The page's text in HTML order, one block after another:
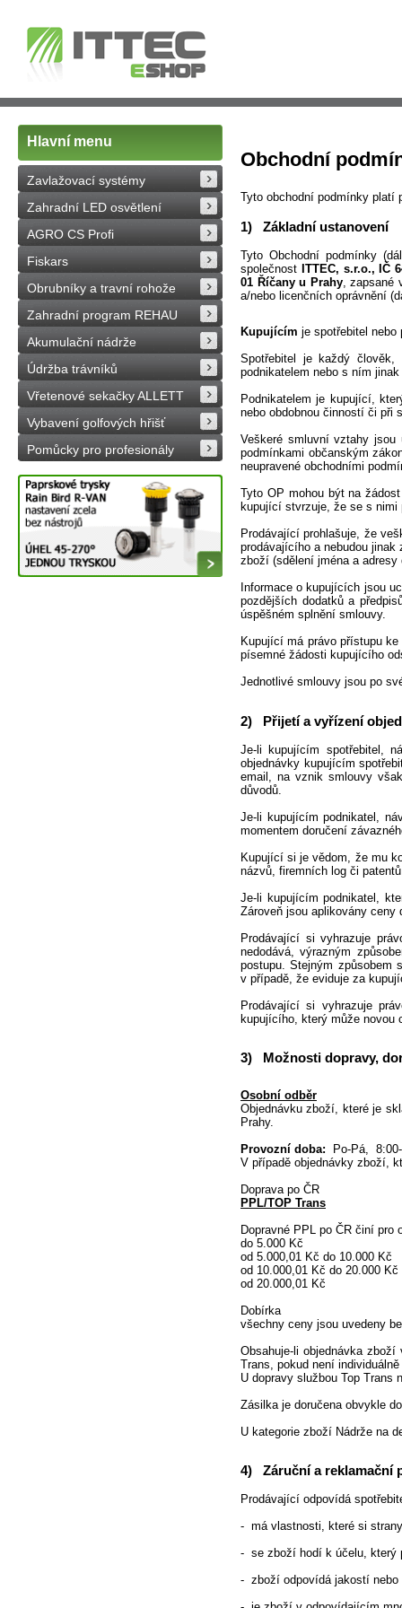
Hlavní menu
Zavlažovací systémy
Zahradní LED osvětlení
AGRO CS Profi
Fiskars
Obrubníky a travní rohože
Zahradní program REHAU
Akumulační nádrže
Údržba trávníků
Vřetenové sekačky ALLETT
Vybavení golfových hřišť
Pomůcky pro profesionály
Obchodní
Tyto obchodní podmínky platí
1) Základní ustanovení
Tyto Obchodní podmínky
společnost ITTEC, s.r.o., IČ
01 Říčany u Prahy, zapsané
a/nebo licenčních oprávnění
Kupujícím je spotřebitel
Spotřebitel je každý člověk,
podnikatelem nebo s ním jinak
Podnikatelem je kupující,
nebo obdobnou činností či při
Veškeré smluvní vztahy jsou
podmínkami občanským
neupravené obchodními
Tyto OP mohou být na
kupující stvrzuje, že se s
Prodávající prohlašuje, že
prodávajícího a nebudou
zboží (sdělení jména a
Informace o kupujících jsou
pozdějších dodatků a
úspěšném splnění smlouvy.
Kupující má právo přístupu
písemné žádosti kupujícího
Jednotlivé smlouvy jsou po
2) Přijetí a vyřízení
Je-li kupujícím spotřebitel,
objednávky kupujícím
email, na vznik smlouvy
důvodů.
Je-li kupujícím podnikatel,
momentem doručení
Kupující si je vědom, že mu
názvů, firemních log či
Je-li kupujícím podnikatel,
Zároveň jsou aplikovány
Prodávající si vyhrazuje
nedodává, výrazným
postupu. Stejným způsobem
v případě, že eviduje za
Prodávající si vyhrazuje
kupujícího, který může novou
3) Možnosti dopravy,
Osobní odběr
Objednávku zboží, které je
Prahy.
Provozní doba: Po-Pá,
V případě objednávky zboží,
Doprava po ČR
PPL/TOP Trans
Dopravné PPL po ČR činí pro
do 5.000 Kč
od 5.000,01 Kč do 10.000
od 10.000,01 Kč do 20.000
od 20.000,01 Kč
Dobírka
všechny ceny jsou uvedeny
Obsahuje-li objednávka
Trans, pokud není
U dopravy službou Top Trans
Zásilka je doručena obvykle
U kategorie zboží Nádrže na
4) Záruční a reklamační
Prodávající odpovídá
- má vlastnosti, které si
- se zboží hodí k účelu, který
- zboží odpovídá jakostí nebo